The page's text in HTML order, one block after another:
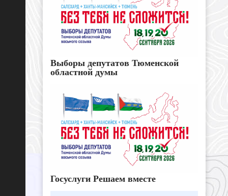
Выборы депутатов Тюменской
областной думы
Госуслуги Решаем вместе